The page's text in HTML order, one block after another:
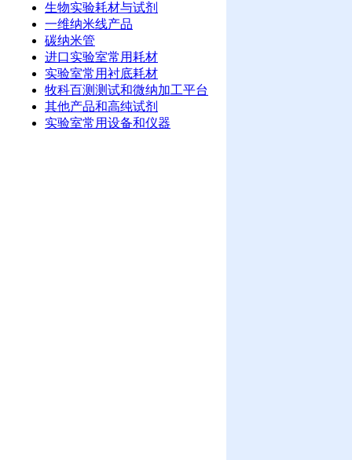
生物实验耗材与试剂
一维纳米线产品
碳纳米管
进口实验室常用耗材
实验室常用衬底耗材
牧科百测测试和微纳加工平台
其他产品和高纯试剂
实验室常用设备和仪器